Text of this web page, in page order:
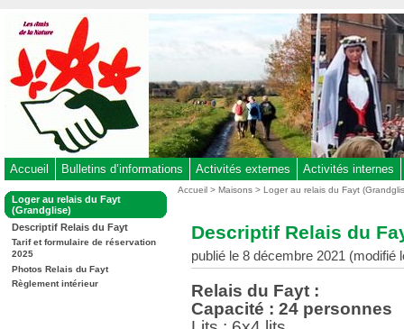
au
contenu
-
Aller
au
menu
-
à
la
recherche
Accueil Bulletins d’informations Activités externes Activités internes
Dans
la
rubrique
:
Loger au relais du Fayt
(Grandglise)
Descriptif Relais du Fayt
Tarif et formulaire de réservation
2025
Photos Relais du Fayt
Règlement intérieur
Vous
Accueil >Maisons >Loger au relais du Fayt
Descriptif Relais du
publié le 8 décembre 2021 (modifié
Relais du Fayt :
Capacité : 24 personnes